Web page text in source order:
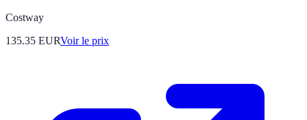
Costway
135.35 EURVoir le prix